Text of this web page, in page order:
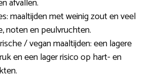
maaltijden met weinig zout en veel
noten en peulvruchten.
/ vegan maaltijden: een lagere
en een lager risico op hart- en